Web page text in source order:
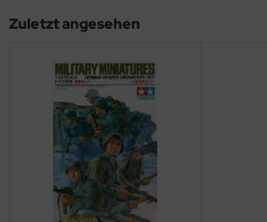
Zuletzt angesehen
KIT